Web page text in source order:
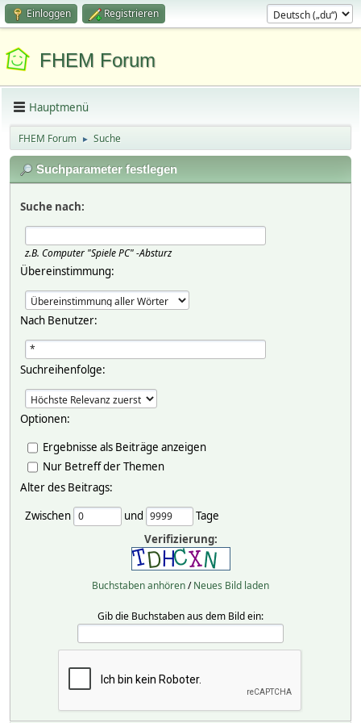
Einloggen Registrieren
FHEM Forum
Hauptmenü
FHEM Forum ► Suche
Suchparameter festlegen
Suche nach:
z.B. Computer "Spiele PC" -Absturz
Übereinstimmung:
Nach Benutzer:
Suchreihenfolge:
Optionen:
Ergebnisse als Beiträge anzeigen
Nur Betreff der Themen
Alter des Beitrags:
Zwischen
und
Tage
Verifizierung:
Buchstaben anhören/Neues Bild laden
Gib die Buchstaben aus dem Bild ein: